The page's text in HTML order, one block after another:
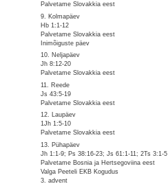
Palvetame Slovakkia eest
9. Kolmapäev
Hb 1:1-12
Palvetame Slovakkia eest
Inimõiguste päev
10. Neljapäev
Jh 8:12-20
Palvetame Slovakkia eest
11. Reede
Js 43:5-19
Palvetame Slovakkia eest
12. Laupäev
1Jh 1:5-10
Palvetame Slovakkia eest
13. Pühapäev
Jh 1:1-9; Ps 38:16-23; Js 61:1-11; 2Ts 3:1-5
Palvetame Bosnia ja Hertsegoviina eest
Valga Peeteli EKB Kogudus
3. advent